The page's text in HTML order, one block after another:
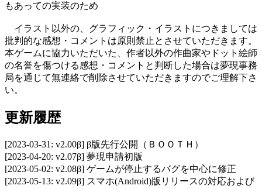
もあっての実装のため
イラスト以外の、グラフィック・イラストにつきましては
批判的な感想・コメントは原則禁止とさせていただきます。
本ゲームに協力いただいた、作者以外の作曲家やドット絵師
の名誉を傷つける感想・コメントと判断した場合は夢現事務
局を通じて無連絡で削除させていただきますのでご理解下さ
い。
更新履歴
[2023-03-31: v2.00β] β版先行公開（ＢＯＯＴＨ）
[2023-04-20: v2.07β] 夢現申請初版
[2023-05-02: v2.08β] ゲームが停止するバグを中心に修正
[2023-05-13: v2.09β] スマホ(Android)版リリースの対応および